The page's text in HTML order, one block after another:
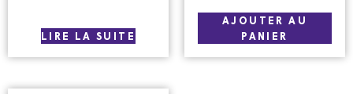
LIRE LA SUITE
AJOUTER AU
PANIER